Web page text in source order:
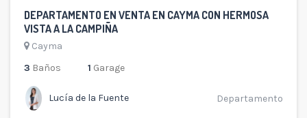
DEPARTAMENTO EN VENTA EN CAYMA CON HERMOSA
VISTA A LA CAMPIÑA
Cayma
3 Baños 1 Garage
Lucía de la Fuente Departamento